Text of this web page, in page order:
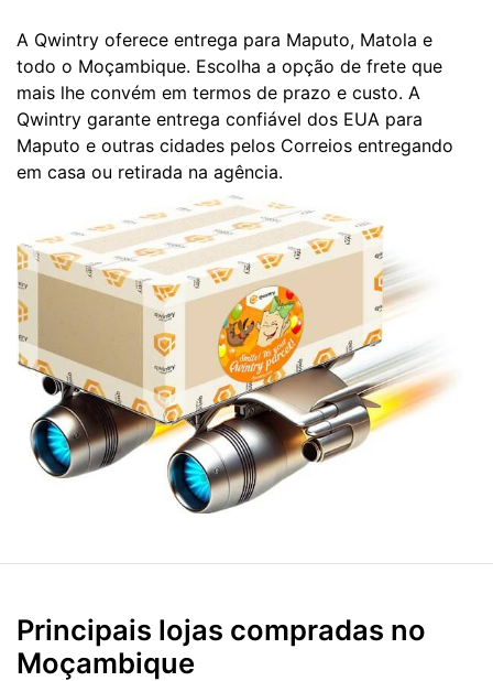
A Qwintry oferece entrega para Maputo, Matola e
todo o Moçambique. Escolha a opção de frete que
mais lhe convém em termos de prazo e custo. A
Qwintry garante entrega confiável dos EUA para
Maputo e outras cidades pelos Correios entregando
em casa ou retirada na agência.
Principais lojas compradas no
Moçambique